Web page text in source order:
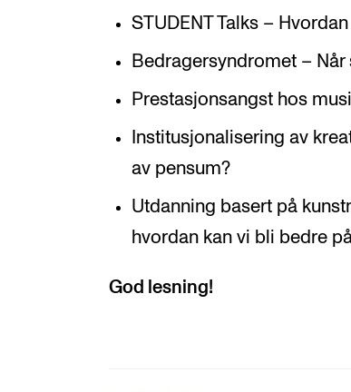
STUDENT Talks –
Bedragersyndromet –
Prestasjonsangst hos
Institusjonalisering av
av pensum?
Utdanning basert på
hvordan kan vi bli bedre
God lesning!